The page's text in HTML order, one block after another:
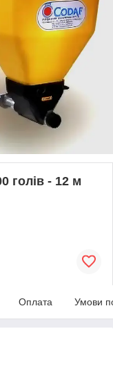
голів - 12 м
Оплата Умови